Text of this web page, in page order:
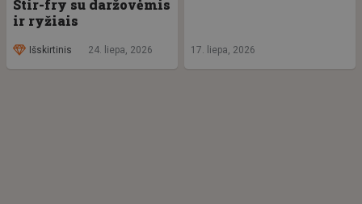
Stir-fry su daržovėmis
ir ryžiais
Išskirtinis 24. liepa, 2026 17. liepa, 2026